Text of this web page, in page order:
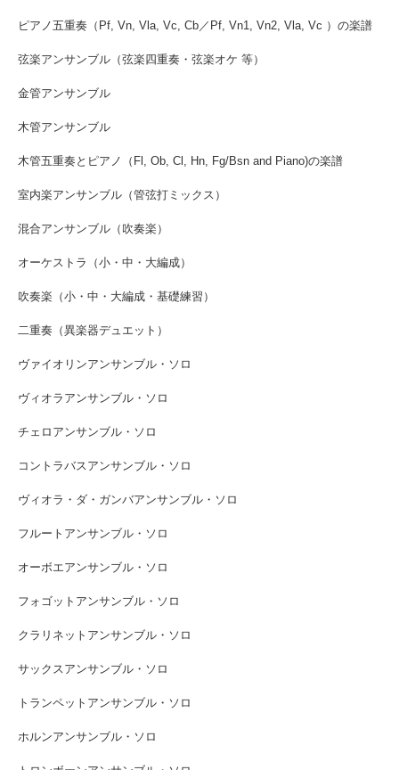
ピアノ五重奏（Pf, Vn, Vla, Vc, Cb／Pf, Vn1, Vn2, Vla, Vc ）の楽譜
弦楽アンサンブル（弦楽四重奏・弦楽オケ 等）
金管アンサンブル
木管アンサンブル
木管五重奏とピアノ（Fl, Ob, Cl, Hn, Fg/Bsn and Piano)の楽譜
室内楽アンサンブル（管弦打ミックス）
混合アンサンブル（吹奏楽）
オーケストラ（小・中・大編成）
吹奏楽（小・中・大編成・基礎練習）
二重奏（異楽器デュエット）
ヴァイオリンアンサンブル・ソロ
ヴィオラアンサンブル・ソロ
チェロアンサンブル・ソロ
コントラバスアンサンブル・ソロ
ヴィオラ・ダ・ガンバアンサンブル・ソロ
フルートアンサンブル・ソロ
オーボエアンサンブル・ソロ
フォゴットアンサンブル・ソロ
クラリネットアンサンブル・ソロ
サックスアンサンブル・ソロ
トランペットアンサンブル・ソロ
ホルンアンサンブル・ソロ